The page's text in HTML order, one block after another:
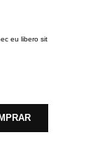
eu libero sit